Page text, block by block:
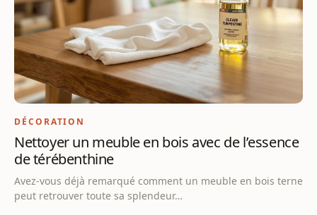
DÉCORATION
Nettoyer un meuble en bois avec de l’essence
de térébenthine
Avez-vous déjà remarqué comment un meuble en bois terne
peut retrouver toute sa splendeur…